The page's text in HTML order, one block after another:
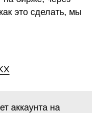
это сделать, мы
аккаунта на